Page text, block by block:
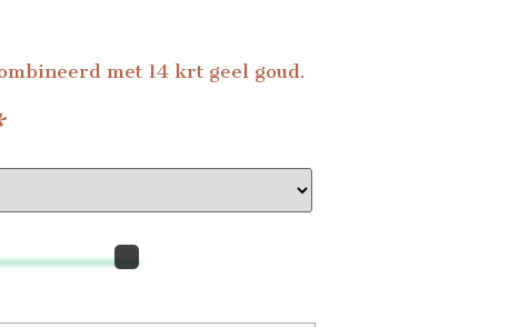
met 14 krt geel goud.